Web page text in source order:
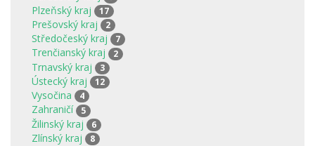
Plzeňský kraj 17
Prešovský kraj 2
Středočeský kraj 7
Trenčianský kraj 2
Trnavský kraj 3
Ústecký kraj 12
Vysočina 4
Zahraničí 5
Žilinský kraj 6
Zlínský kraj 8